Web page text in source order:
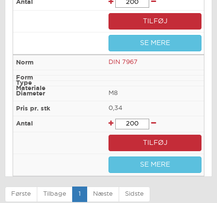
TILFØJ
SE MERE
DIN 7967
M8
0,34
TILFØJ
SE MERE
Første Tilbage 1 Næste Sidste